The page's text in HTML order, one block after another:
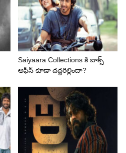
Saiyaara Collections కి బాక్స్
ఆఫీస్ కూడా దద్దరిల్లిందా?